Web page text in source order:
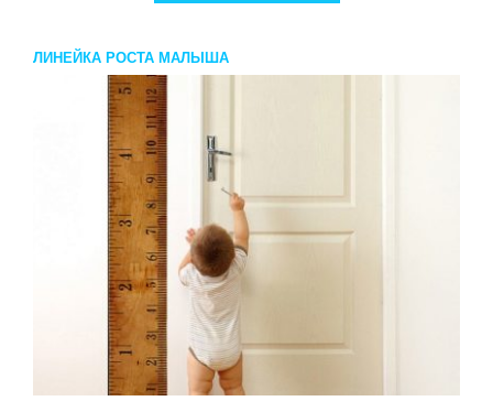
ЛИНЕЙКА РОСТА МАЛЫША